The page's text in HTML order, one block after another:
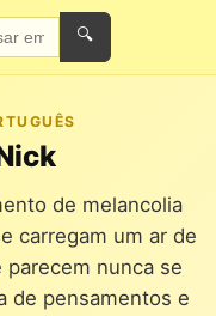
🔍
de melancolia
carregam um ar de
nunca se
de pensamentos e